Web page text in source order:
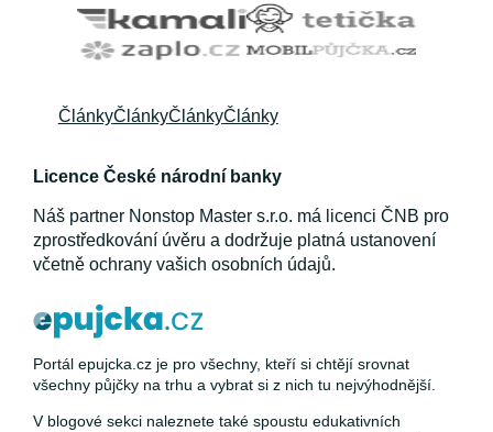
ČlánkyČlánkyČlánkyČlánky
Licence České národní banky
Náš partner Nonstop Master s.r.o. má licenci ČNB pro
zprostředkování úvěru a dodržuje platná ustanovení
včetně ochrany vašich osobních údajů.
Portál epujcka.cz je pro všechny, kteří si chtějí srovnat
všechny půjčky na trhu a vybrat si z nich tu nejvýhodnější.
V blogové sekci naleznete také spoustu edukativních